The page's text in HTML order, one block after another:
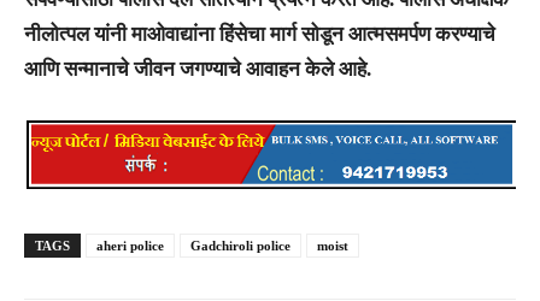
नीलोत्पल यांनी माओवाद्यांना हिंसेचा मार्ग सोडून आत्मसमर्पण करण्याचे
आणि सन्मानाचे जीवन जगण्याचे आवाहन केले आहे.
TAGS aheri police Gadchiroli police moist